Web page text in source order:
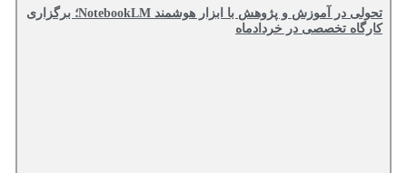
تحولی در آموزش و پژوهش با ابزار هوشمند NotebookLM؛ برگزاری
کارگاه تخصصی در خردادماه